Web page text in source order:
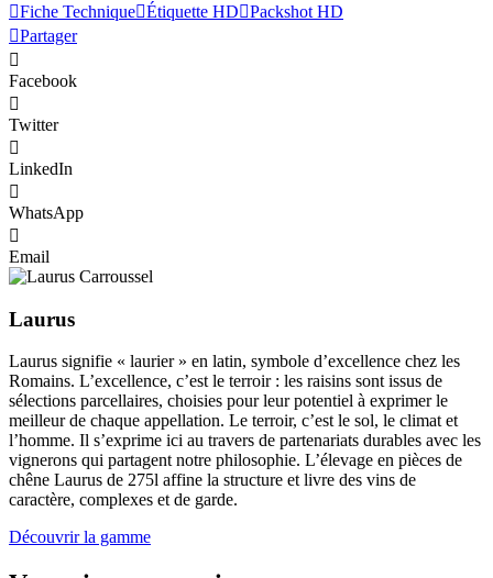
Fiche Technique Étiquette HD
Packshot HD
Partager
Facebook
Twitter
LinkedIn
WhatsApp
Email
Laurus
Laurus signifie « laurier » en latin, symbole d’excellence chez les
Romains. L’excellence, c’est le terroir : les raisins sont issus de
sélections parcellaires, choisies pour leur potentiel à exprimer le
meilleur de chaque appellation. Le terroir, c’est le sol, le climat et
l’homme. Il s’exprime ici au travers de partenariats durables avec les
vignerons qui partagent notre philosophie. L’élevage en pièces de
chêne Laurus de 275l affine la structure et livre des vins de
caractère, complexes et de garde.
Découvrir la gamme